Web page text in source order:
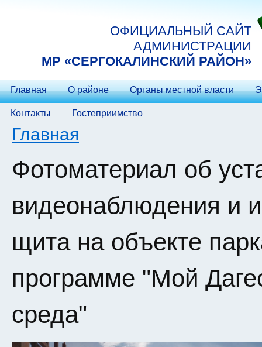
ОФИЦИАЛЬНЫЙ САЙТ
АДМИНИСТРАЦИИ
МP «СЕРГОКАЛИНСКИЙ РАЙОН»
Главная О районе Органы местной власти
Контакты Гостеприимство
Вы здесь
Главная
Фотоматериал об
видеонаблюдения и
щита на объекте
программе "Мой
среда"